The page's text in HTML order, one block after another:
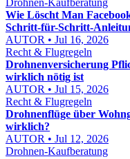
Drohnen-Kaufberatung
Wie Löscht Man
Schritt-für-Schritt-
AUTOR • Jul 16, 2026
Recht & Flugregeln
Drohnenversicherung
wirklich nötig ist
AUTOR • Jul 15, 2026
Recht & Flugregeln
Drohnenflüge über
wirklich?
AUTOR • Jul 12, 2026
Drohnen-Kaufberatung